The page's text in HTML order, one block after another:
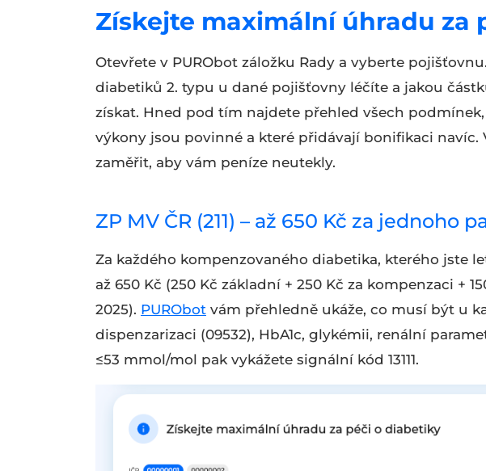
Získejte maximální úhradu za
Otevřete v PURObot záložku Rady a vyberte
diabetiků 2. typu u dané pojišťovny léčíte a jakou
získat. Hned pod tím najdete přehled všech
výkony jsou povinné a které přidávají bonifikaci navíc.
zaměřit, aby vám peníze neutekly.
ZP MV ČR (211) – až 650 Kč za jednoho
Za každého kompenzovaného diabetika, kterého jste
až 650 Kč (250 Kč základní + 250 Kč za kompenzaci +
2025). PURObot vám přehledně ukáže, co musí být u
dispenzarizaci (09532), HbA1c, glykémii, renální
≤53 mmol/mol pak vykážete signální kód 13111.